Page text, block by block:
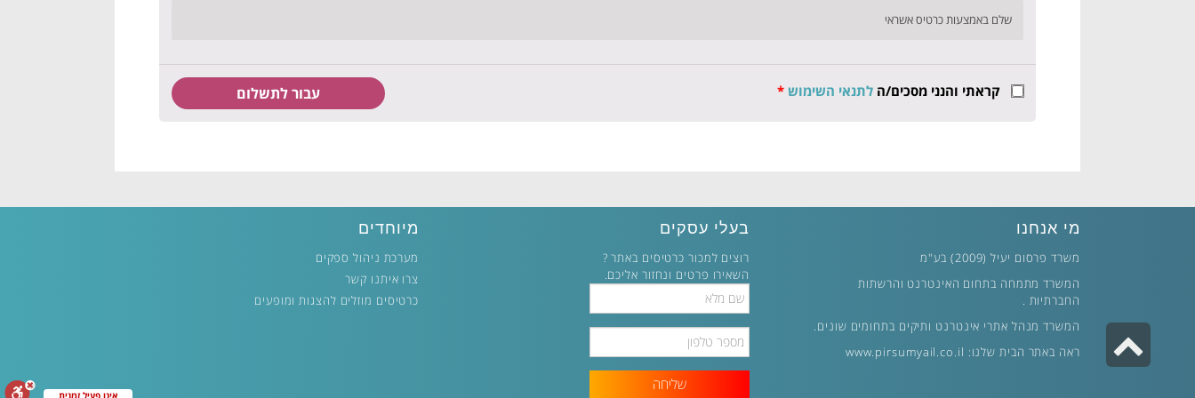
שלם באמצעות כרטיס אשראי
קראתי והנני מסכים/הלתנאי השימוש *
מי אנחנו
משרד פרסום יעיל (2009) בע"מ
המשרד מתמחה בתחום האינטרנט והרשתות
החברתיות .
המשרד מנהל אתרי אינטרנט ותיקים בתחומים שונים.
ראה באתר הבית שלנו: www.pirsumyail.co.il
בעלי עסקים
רוצים למכור כרטיסים באתר ?
השאירו פרטים ונחזור אליכם.
Full
Name
Phone
Number
מיוחדים
מערכת ניהול ספקים
צרו איתנו קשר
כרטיסים מוזלים להצגות ומופעים
גלילה
לראש אינו פעיל זמנית